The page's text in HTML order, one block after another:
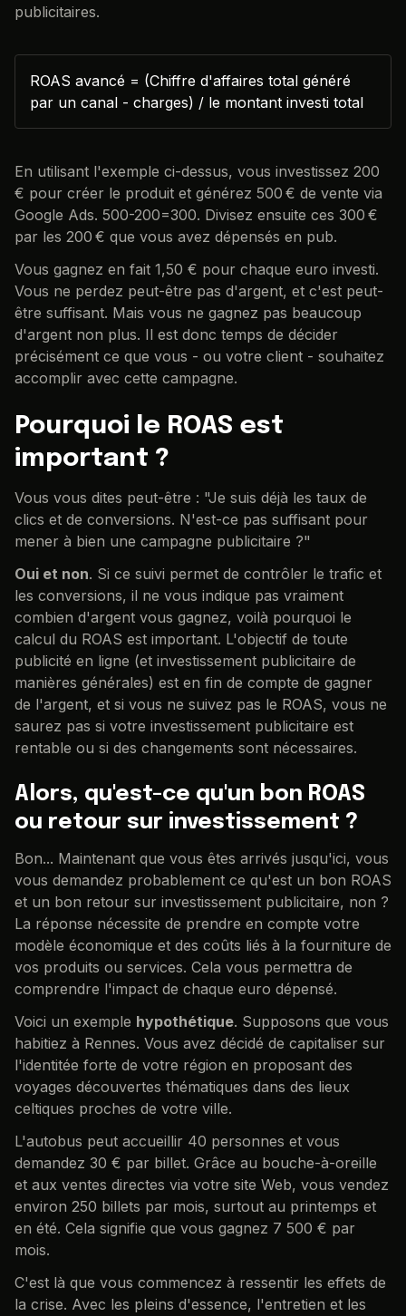
publicitaires.
ROAS avancé = (Chiffre d'affaires total généré
par un canal - charges) / le montant investi total
En utilisant l'exemple ci-dessus, vous investissez 200
€ pour créer le produit et générez 500 € de vente via
Google Ads. 500-200=300. Divisez ensuite ces 300 €
par les 200 € que vous avez dépensés en pub.
Vous gagnez en fait 1,50 € pour chaque euro investi.
Vous ne perdez peut-être pas d'argent, et c'est peut-
être suffisant. Mais vous ne gagnez pas beaucoup
d'argent non plus. Il est donc temps de décider
précisément ce que vous - ou votre client - souhaitez
accomplir avec cette campagne.
Pourquoi le ROAS est
important ?
Vous vous dites peut-être : "Je suis déjà les taux de
clics et de conversions. N'est-ce pas suffisant pour
mener à bien une campagne publicitaire ?"
Oui et non. Si ce suivi permet de contrôler le trafic et
les conversions, il ne vous indique pas vraiment
combien d'argent vous gagnez, voilà pourquoi le
calcul du ROAS est important. L'objectif de toute
publicité en ligne (et investissement publicitaire de
manières générales) est en fin de compte de gagner
de l'argent, et si vous ne suivez pas le ROAS, vous ne
saurez pas si votre investissement publicitaire est
rentable ou si des changements sont nécessaires.
Alors, qu'est-ce qu'un bon ROAS
ou retour sur investissement ?
Bon... Maintenant que vous êtes arrivés jusqu'ici, vous
vous demandez probablement ce qu'est un bon ROAS
et un bon retour sur investissement publicitaire, non ?
La réponse nécessite de prendre en compte votre
modèle économique et des coûts liés à la fourniture de
vos produits ou services. Cela vous permettra de
comprendre l'impact de chaque euro dépensé.
Voici un exemple hypothétique. Supposons que vous
habitiez à Rennes. Vous avez décidé de capitaliser sur
l'identitée forte de votre région en proposant des
voyages découvertes thématiques dans des lieux
celtiques proches de votre ville.
L'autobus peut accueillir 40 personnes et vous
demandez 30 € par billet. Grâce au bouche-à-oreille
et aux ventes directes via votre site Web, vous vendez
environ 250 billets par mois, surtout au printemps et
en été. Cela signifie que vous gagnez 7 500 € par
mois.
C'est là que vous commencez à ressentir les effets de
la crise. Avec les pleins d'essence, l'entretien et les